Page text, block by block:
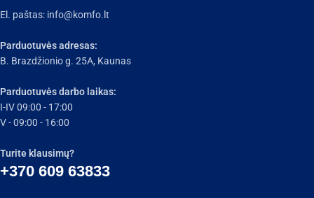
El. paštas: info@komfo.lt
Parduotuvės adresas:
B. Brazdžionio g. 25A, Kaunas
Parduotuvės darbo laikas:
I-IV 09:00 - 17:00
V - 09:00 - 16:00
Turite klausimų?
+370 609 63833